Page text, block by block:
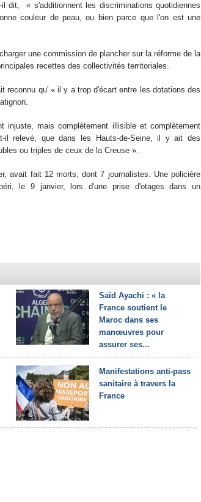
dit, « s'additionnent les discriminations quotidiennes
couleur de peau, ou bien parce que l'on est une
une commission de plancher sur la réforme de la
recettes des collectivités territoriales.
reconnu qu' « il y a trop d'écart entre les dotations des
mais complètement illisible et complètement
relevé, que dans les Hauts-de-Seine, il y ait des
ou triples de ceux de la Creuse ».
avait fait 12 morts, dont 7 journalistes. Une policière
le 9 janvier, lors d'une prise d'otages dans un
Saïd Ayachi : « la
France soutient le
Maroc dans ses
manœuvres pour
assurer ses...
Manifestations anti-pass
sanitaire à travers la
France